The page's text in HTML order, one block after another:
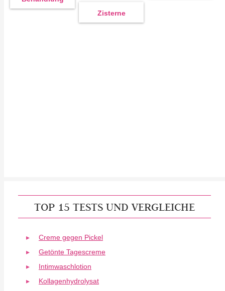
Zisterne
TOP 15 TESTS UND VERGLEICHE
Creme gegen Pickel
Getönte Tagescreme
Intimwaschlotion
Kollagenhydrolysat